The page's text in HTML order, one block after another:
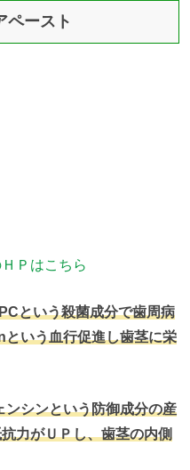
ースト
Ｐはこちら
という殺菌成分で歯周病
いう血行促進し歯茎に栄
シンという防御成分の産
力がＵＰし、歯茎の内側